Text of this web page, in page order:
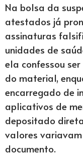
Na bolsa da
atestados já
assinaturas
unidades de
ela confessou
do material,
encarregado de
aplicativos de
depositado
valores
documento.